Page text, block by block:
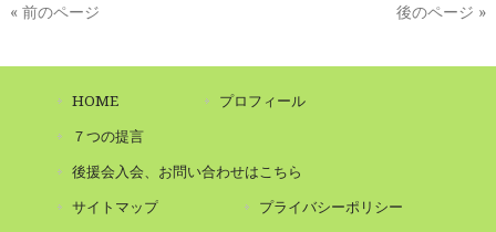
« 前のページ 後のページ »
HOME プロフィール
７つの提言
後援会入会、お問い合わせはこちら
サイトマップ プライバシーポリシー